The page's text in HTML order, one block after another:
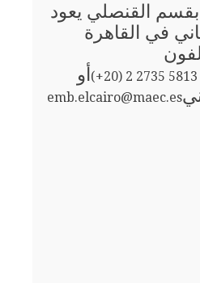
بقسم القنصلي يعود
في القاهرة
(+20) 2 2735أو
emb.elcairo@maec.es